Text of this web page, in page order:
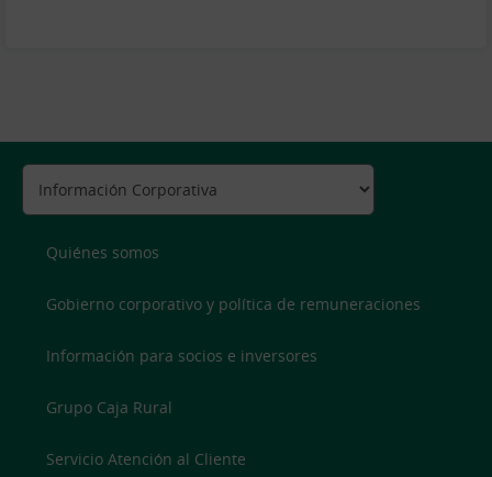
Quiénes somos
Gobierno corporativo y política de remuneraciones
Información para socios e inversores
Grupo Caja Rural
Servicio Atención al Cliente